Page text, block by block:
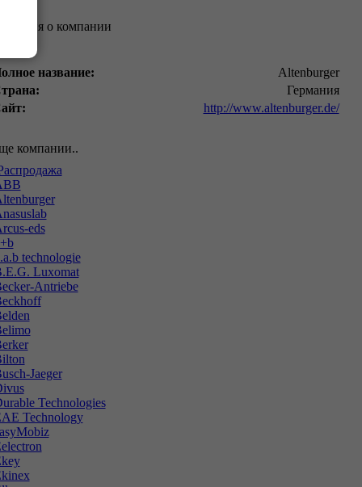
о компании
название:
Altenburger
Германия
http://www.altenburger.de/
компании..
eds
technologie
Luxomat
Antriebe
Jaeger
Technologies
Technology